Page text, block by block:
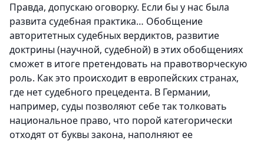
Правда, допускаю оговорку. Если бы у нас была
развита судебная практика… Обобщение
авторитетных судебных вердиктов, развитие
доктрины (научной, судебной) в этих обобщениях
сможет в итоге претендовать на правотворческую
роль. Как это происходит в европейских странах,
где нет судебного прецедента. В Германии,
например, суды позволяют себе так толковать
национальное право, что порой категорически
отходят от буквы закона, наполняют ее